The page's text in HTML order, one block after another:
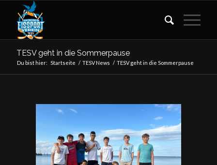
TESV geht in die Sommerpause
Du bist hier: Startseite / TESV News / TESV geht in die Sommerpause